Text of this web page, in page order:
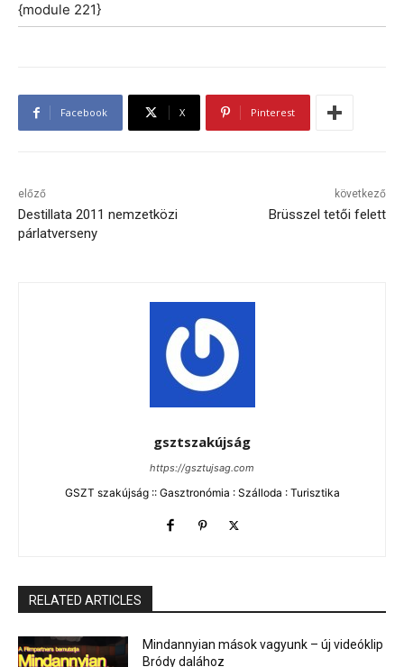
{module 221}
Facebook X Pinterest
előző
Destillata 2011 nemzetközi
párlatverseny
következő
Brüsszel tetői felett
gsztszakújság
https://gsztujsag.com
GSZT szakújság :: Gasztronómia : Szálloda : Turisztika
RELATED ARTICLES
Mindannyian mások vagyunk – új videóklip
Bródy dalához